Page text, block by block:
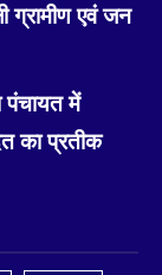
ग्रामीण एवं जन
पंचायत में
का प्रतीक